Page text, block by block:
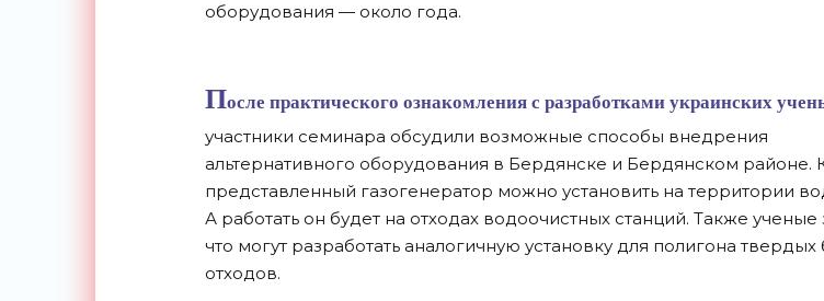
оборудования — около года.
После практического ознакомления с разработками украинских
участники семинара обсудили возможные способы внедрения
альтернативного оборудования в Бердянске и Бердянском районе.
представленный газогенератор можно установить на территории
А работать он будет на отходах водоочистных станций. Также ученые
что могут разработать аналогичную установку для полигона
отходов.